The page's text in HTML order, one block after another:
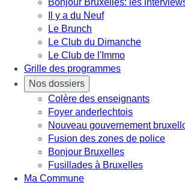
Il y a du Neuf
Le Brunch
Le Club du Dimanche
Le Club de l'Immo
Grille des programmes
Nos dossiers
Colère des enseignants
Foyer anderlechtois
Nouveau gouvernement
Fusion des zones de police
Bonjour Bruxelles
Fusillades à Bruxelles
Ma Commune